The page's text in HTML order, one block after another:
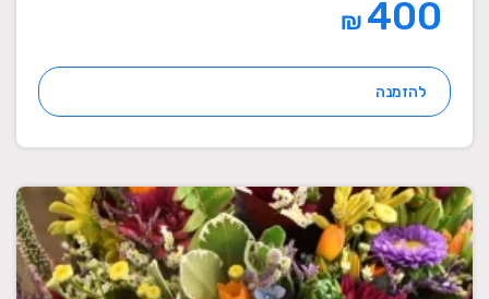
₪
להזמנה